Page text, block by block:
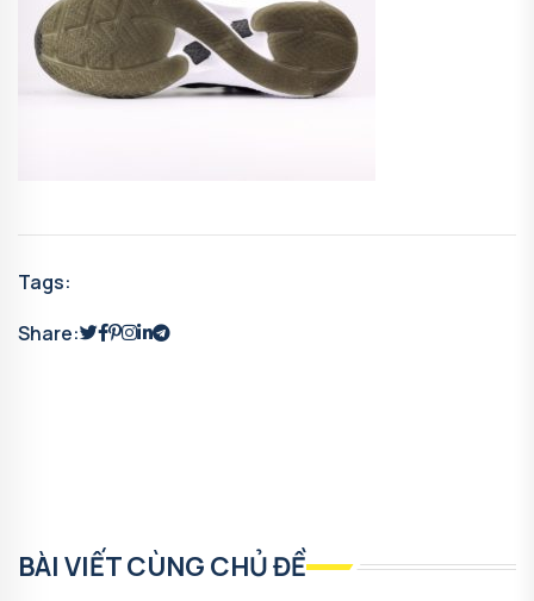
Tags:
Share:
BÀI VIẾT CÙNG CHỦ ĐỀ